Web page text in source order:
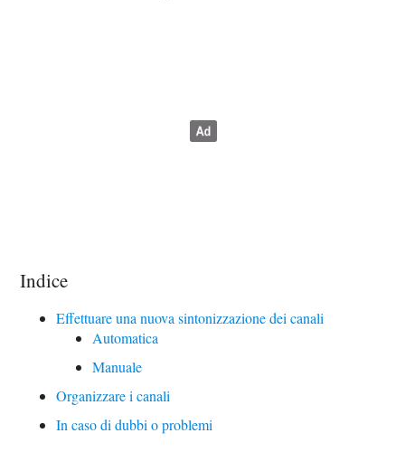
Indice
Effettuare una nuova sintonizzazione dei canali
Automatica
Manuale
Organizzare i canali
In caso di dubbi o problemi